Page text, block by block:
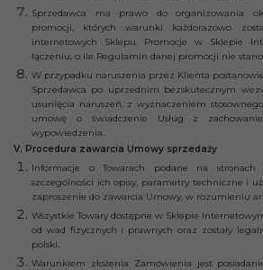
Sprzedawca ma prawo do organizowania
promocji, których warunki każdorazowo
internetowych Sklepu. Promocje w Sklepie
łączeniu, o ile Regulamin danej promocji nie
W przypadku naruszenia przez Klienta
Sprzedawca po uprzednim bezskutecznym
usunięcia naruszeń, z wyznaczeniem
umowę o świadczenie Usług z
wypowiedzenia.
V. Procedura zawarcia Umowy sprzedaży
Informacje o Towarach podane na
szczególności ich opisy, parametry techniczne i
zaproszenie do zawarcia Umowy, w rozumieniu
Wszystkie Towary dostępne w Sklepie
od wad fizycznych i prawnych oraz zostały
polski.
Warunkiem złożenia Zamówienia jest